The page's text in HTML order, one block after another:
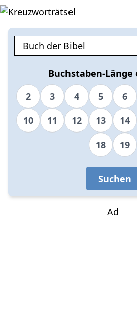
Buchstaben-Länge
2
3 4 5 6
10
11 12 13 14
18
19
Suchen
Ad